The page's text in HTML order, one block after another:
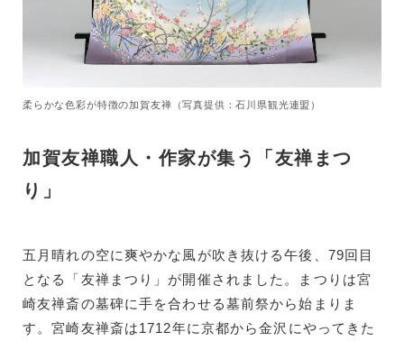
柔らかな色彩が特徴の加賀友禅（写真提供：石川県観光連盟）
加賀友禅職人・作家が集う「友禅まつ
り」
五月晴れの空に爽やかな風が吹き抜ける午後、79回目
となる「友禅まつり」が開催されました。まつりは宮
崎友禅斎の墓碑に手を合わせる墓前祭から始まりま
す。宮崎友禅斎は1712年に京都から金沢にやってきた